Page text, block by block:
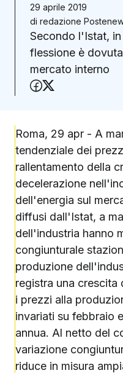
29 aprile 2019
di redazione
Secondo l'Istat,
flessione è
mercato interno
Condividi su
Roma, 29 apr - A
tendenziale dei
rallentamento della
decelerazione
dell'energia sul
diffusi dall'Istat, a
dell'industria hanno
congiunturale
produzione
registra una crescita
i prezzi alla
invariati su febbraio
annua. Al netto del
variazione
riduce in misura